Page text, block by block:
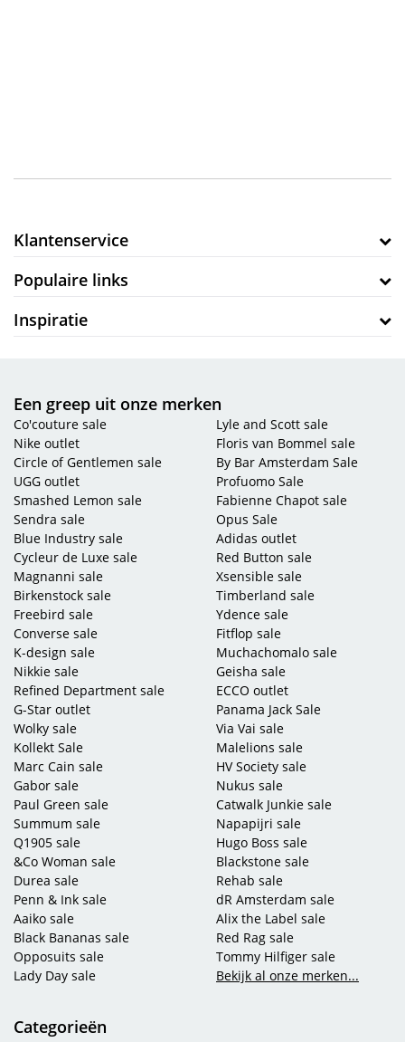
Klantenservice
Populaire links
Inspiratie
Een greep uit onze merken
Co'couture sale
Nike outlet
Circle of Gentlemen sale
UGG outlet
Smashed Lemon sale
Sendra sale
Blue Industry sale
Cycleur de Luxe sale
Magnanni sale
Birkenstock sale
Freebird sale
Converse sale
K-design sale
Nikkie sale
Refined Department sale
Lyle and Scott sale
Floris van Bommel sale
By Bar Amsterdam Sale
Profuomo Sale
Fabienne Chapot sale
Opus Sale
Adidas outlet
Red Button sale
Xsensible sale
Timberland sale
Ydence sale
Fitflop sale
Muchachomalo sale
Geisha sale
ECCO outlet
G-Star outlet
Wolky sale
Kollekt Sale
Marc Cain sale
Gabor sale
Paul Green sale
Summum sale
Q1905 sale
&Co Woman sale
Durea sale
Penn & Ink sale
Aaiko sale
Black Bananas sale
Opposuits sale
Lady Day sale
Panama Jack Sale
Via Vai sale
Malelions sale
HV Society sale
Nukus sale
Catwalk Junkie sale
Napapijri sale
Hugo Boss sale
Blackstone sale
Rehab sale
dR Amsterdam sale
Alix the Label sale
Red Rag sale
Tommy Hilfiger sale
Bekijk al onze merken...
Categorieën